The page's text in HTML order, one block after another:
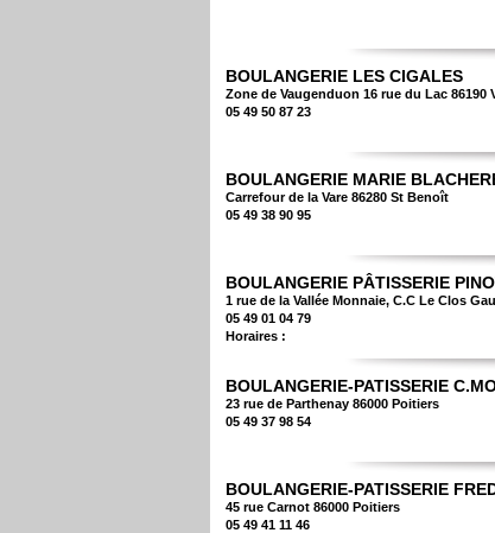
BOULANGERIE LES CIGALES
Zone de Vaugenduon 16 rue du Lac 86190
05 49 50 87 23
BOULANGERIE MARIE
Carrefour de la Vare 86280 St Benoît
05 49 38 90 95
BOULANGERIE PÂTISSERIE
1 rue de la Vallée Monnaie, C.C Le Clos
05 49 01 04 79
Horaires :
BOULANGERIE-PATISSERIE
23 rue de Parthenay 86000 Poitiers
05 49 37 98 54
BOULANGERIE-PATISSERIE
45 rue Carnot 86000 Poitiers
05 49 41 11 46